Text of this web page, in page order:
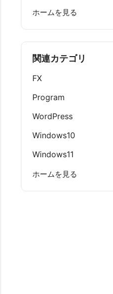
ホームを見る
関連カテゴリ
FX
Program
WordPress
Windows10
Windows11
ホームを見る